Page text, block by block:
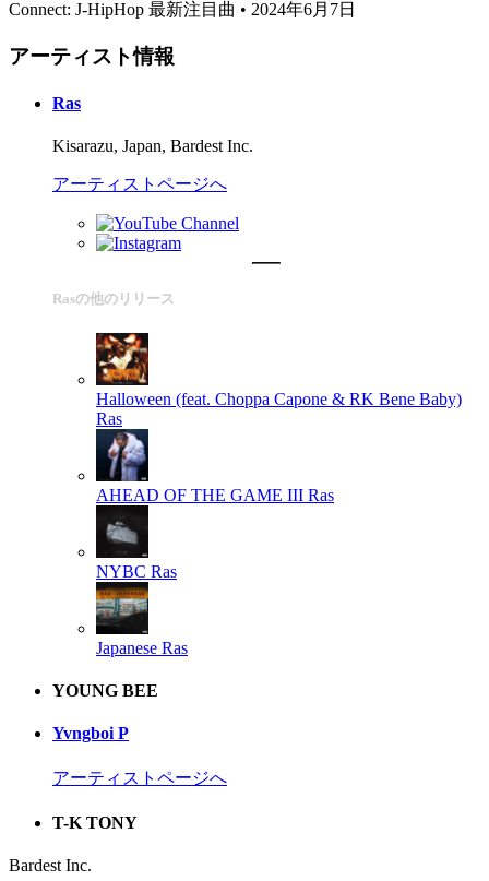
Connect: J-HipHop 最新注目曲 • 2024年6月7日
アーティスト情報
Ras
Kisarazu, Japan, Bardest Inc.
アーティストページへ
Rasの他のリリース
Halloween (feat. Choppa Capone & RK Bene Baby)
Ras
AHEAD OF THE GAME III Ras
NYBC Ras
Japanese Ras
YOUNG BEE
Yvngboi P
アーティストページへ
T-K TONY
Bardest Inc.